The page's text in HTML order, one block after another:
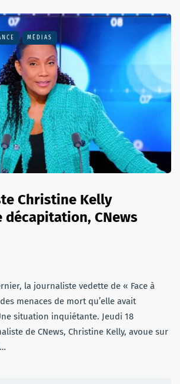
MÉDIAS
Christine Kelly
décapitation, CNews
la journaliste vedette de « Face à
menaces de mort qu’elle avait
situation inquiétante. Jeudi 18
de CNews, Christine Kelly, avoue sur